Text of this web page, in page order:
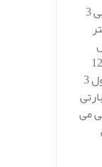
قیمت عایق پشم سنگ تبریز پتویی 3
متر
3 سانت 120
رولی انجام می شود و متراژ هر رول 3
می